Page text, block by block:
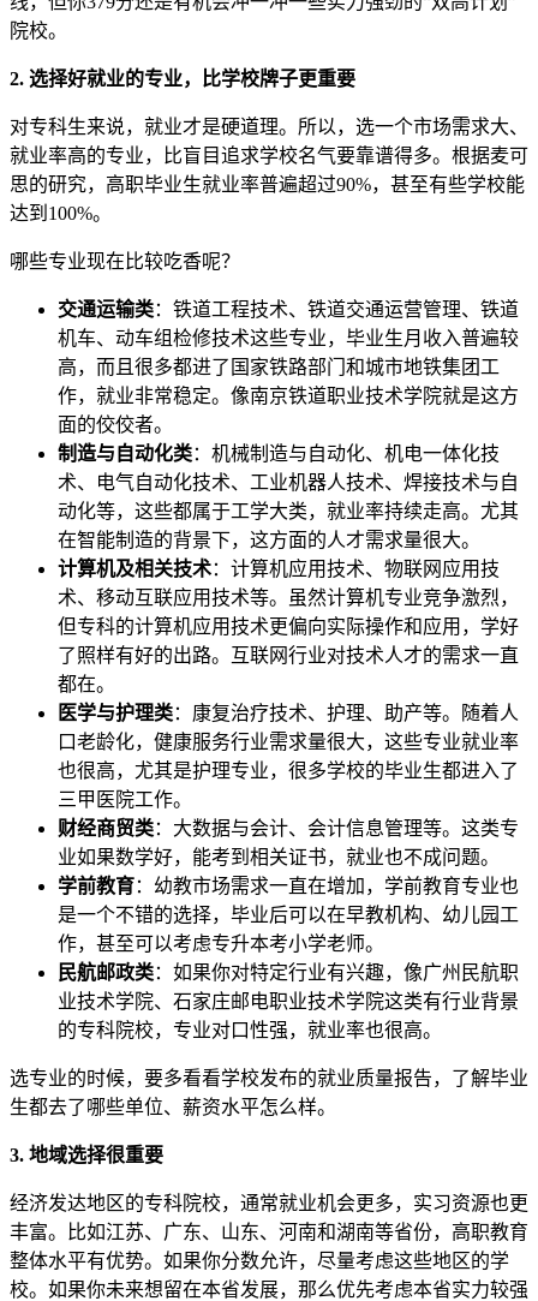
院校。
2. 选择好就业的专业，比学校牌子更重要
对专科生来说，就业才是硬道理。所以，选一个市场需求大、
就业率高的专业，比盲目追求学校名气要靠谱得多。根据麦可
思的研究，高职毕业生就业率普遍超过90%，甚至有些学校能
达到100%。
哪些专业现在比较吃香呢？
交通运输类：铁道工程技术、铁道交通运营管理、铁道
机车、动车组检修技术这些专业，毕业生月收入普遍较
高，而且很多都进了国家铁路部门和城市地铁集团工
作，就业非常稳定。像南京铁道职业技术学院就是这方
面的佼佼者。
制造与自动化类：机械制造与自动化、机电一体化技
术、电气自动化技术、工业机器人技术、焊接技术与自
动化等，这些都属于工学大类，就业率持续走高。尤其
在智能制造的背景下，这方面的人才需求量很大。
计算机及相关技术：计算机应用技术、物联网应用技
术、移动互联应用技术等。虽然计算机专业竞争激烈，
但专科的计算机应用技术更偏向实际操作和应用，学好
了照样有好的出路。互联网行业对技术人才的需求一直
都在。
医学与护理类：康复治疗技术、护理、助产等。随着人
口老龄化，健康服务行业需求量很大，这些专业就业率
也很高，尤其是护理专业，很多学校的毕业生都进入了
三甲医院工作。
财经商贸类：大数据与会计、会计信息管理等。这类专
业如果数学好，能考到相关证书，就业也不成问题。
学前教育：幼教市场需求一直在增加，学前教育专业也
是一个不错的选择，毕业后可以在早教机构、幼儿园工
作，甚至可以考虑专升本考小学老师。
民航邮政类：如果你对特定行业有兴趣，像广州民航职
业技术学院、石家庄邮电职业技术学院这类有行业背景
的专科院校，专业对口性强，就业率也很高。
选专业的时候，要多看看学校发布的就业质量报告，了解毕业
生都去了哪些单位、薪资水平怎么样。
3. 地域选择很重要
经济发达地区的专科院校，通常就业机会更多，实习资源也更
丰富。比如江苏、广东、山东、河南和湖南等省份，高职教育
整体水平有优势。如果你分数允许，尽量考虑这些地区的学
校。如果你未来想留在本省发展，那么优先考虑本省实力较强